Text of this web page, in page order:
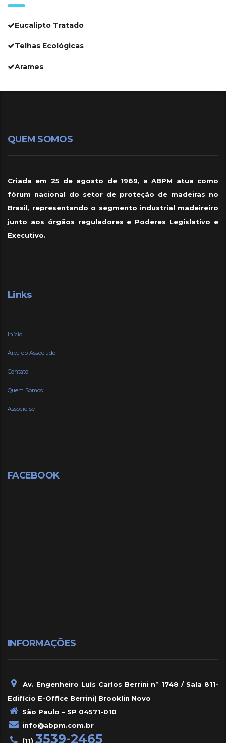
Eucalipto Tratado
Telhas Ecológicas
Arames
QUEM SOMOS
Criada em 25 de agosto de 1969, a ABPM atua como
fórum nacional do setor de proteção de madeiras no
Brasil, representando o segmento industrial madeireiro
junto aos órgãos reguladores e Poderes Legislativo e
Executivo.
Links
Início
Área do Associado
Contato
Quem Somos
Associe-se
FACEBOOK
INFORMAÇÕES
Av. Engenheiro Luís Carlos Berrini n° 1748 / Sala 811-
Edifício E-Office Berrini| Brooklin Novo
São Paulo – SP 04571-010
info@abpm.com.br
(11) 3539-2465